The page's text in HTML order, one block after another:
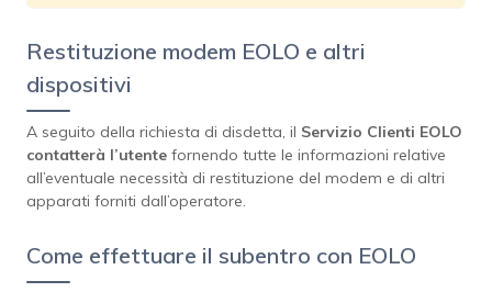
Restituzione modem EOLO e altri
dispositivi
A seguito della richiesta di disdetta, il Servizio Clienti EOLO
contatterà l’utente fornendo tutte le informazioni relative
all’eventuale necessità di restituzione del modem e di altri
apparati forniti dall’operatore.
Come effettuare il subentro con EOLO